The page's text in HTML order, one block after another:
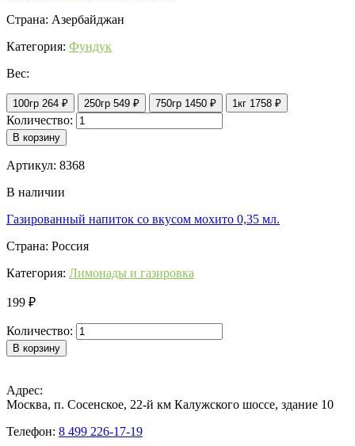
Страна: Азербайджан
Категория: Фундук
Вес:
100гр 264 ₽ 250гр 549 ₽ 750гр 1450 ₽ 1кг 1758 ₽
Количество:
В корзину
Артикул: 8368
В наличии
Газированный напиток со вкусом мохито 0,35 мл.
Страна: Россия
Категория: Лимонады и газировка
199 ₽
Количество:
В корзину
Адрес:
Москва, п. Сосенское, 22-й км Калужского шоссе, здание 10
Телефон: 8 499 226-17-19